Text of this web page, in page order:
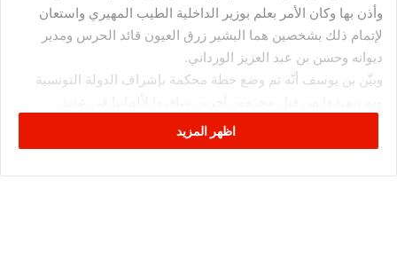
وأذن بها وكان الأمر بعلم بوزير الداخلية الطيب المهيري واستعان
لإتمام ذلك بشخصين هما البشير زرق العيون قائد الحرس ومدير
ديوانه وحسن بن عبد العزيز الورداني.
وبيّن بن يوسف أنّه تم وضع خطة محكمة بإشراف الدولة التونسية
المناسبات واستعانوا بعنصر أمني اسمه محمد الرزقي من أجل
مراقبة تحركات بن يوسف.
اظهر المزيد